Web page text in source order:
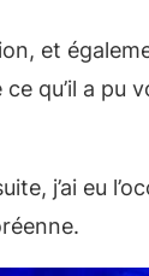
et
qu’il a pu
j’ai eu